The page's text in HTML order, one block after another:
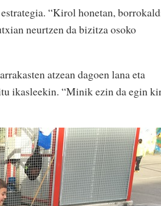
“Kirol honetan,
neurtzen da bizitza osoko
atzean dagoen lana eta
ikasleekin. “Minik ezin da egin